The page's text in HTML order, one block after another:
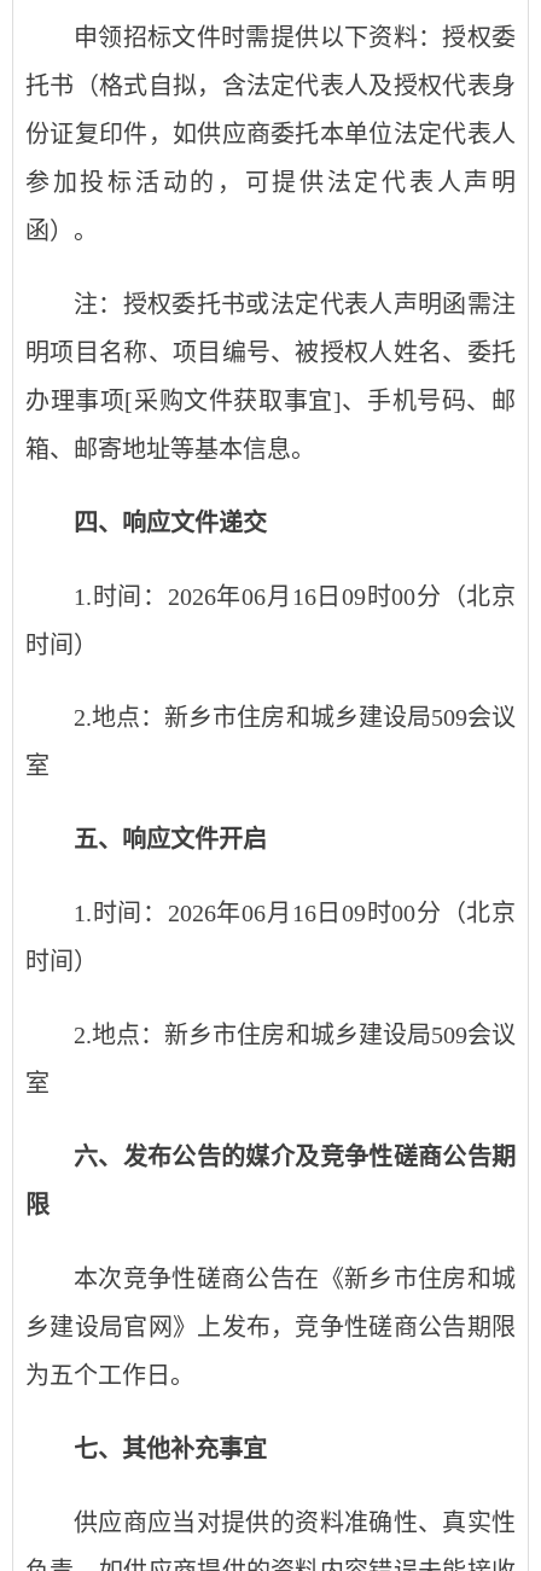
申领招标文件时需提供以下资料：授权委
托书（格式自拟，含法定代表人及授权代表身
份证复印件，如供应商委托本单位法定代表人
参加投标活动的，可提供法定代表人声明
函）。
注：授权委托书或法定代表人声明函需注
明项目名称、项目编号、被授权人姓名、委托
办理事项[采购文件获取事宜]、手机号码、邮
箱、邮寄地址等基本信息。
四、 响应文件递交
1.时间：2026年06月 16日09时00分（北京
时间）
2.地点： 新乡市住房和城乡建设局509会议
室
五、 响应文件开启
1.时间：2026年06月 16日09时00分（北京
时间）
2.地点： 新乡市住房和城乡建设局509会议
室
六、发布公告的媒介及竞争性磋商公告期
限
本次竞争性磋商公告在《新乡市住房和城
乡建设局官网》上发布，竞争性磋商公告期限
为五个工作日。
七、 其他补充事宜
供应商应当对提供的资料准确性、真实性